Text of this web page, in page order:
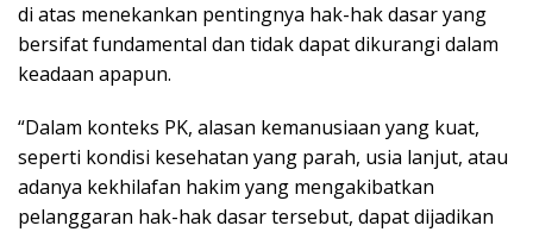
di atas menekankan pentingnya hak-hak dasar yang
bersifat fundamental dan tidak dapat dikurangi dalam
keadaan apapun.
“Dalam konteks PK, alasan kemanusiaan yang kuat,
seperti kondisi kesehatan yang parah, usia lanjut, atau
adanya kekhilafan hakim yang mengakibatkan
pelanggaran hak-hak dasar tersebut, dapat dijadikan